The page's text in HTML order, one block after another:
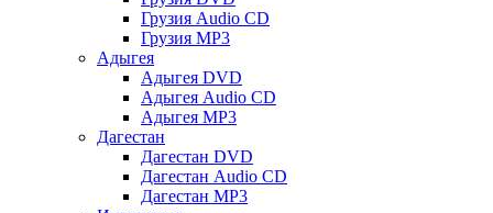
Грузия Audio CD
Грузия MP3
Адыгея
Адыгея DVD
Адыгея Audio CD
Адыгея MP3
Дагестан
Дагестан DVD
Дагестан Audio CD
Дагестан MP3